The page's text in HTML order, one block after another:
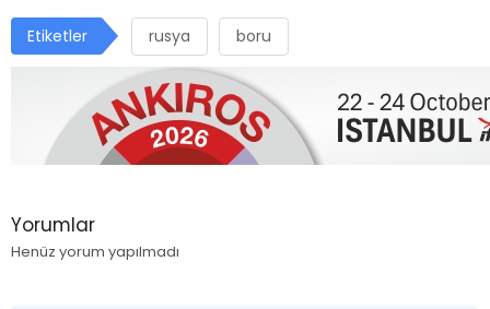
Etiketler rusya boru
Yorumlar
Henüz yorum yapılmadı